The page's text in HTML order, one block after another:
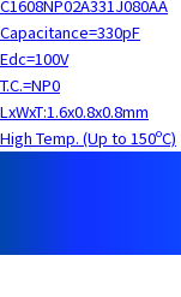
C1608NP02A331J080AA
Capacitance=330pF
Edc=100V
T.C.=NP0
LxWxT:1.6x0.8x0.8mm
High Temp. (Up to 150ºC)